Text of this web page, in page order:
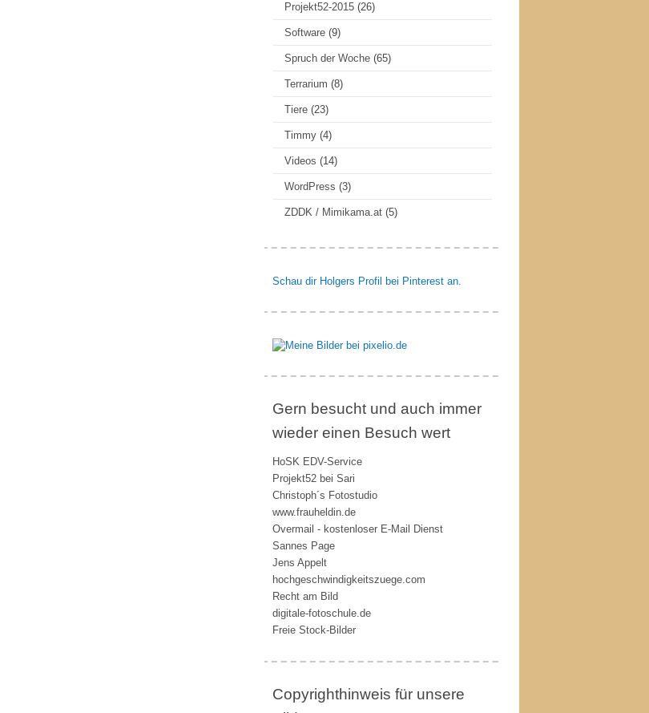
Projekt52-2015 (26)
Software (9)
Spruch der Woche (65)
Terrarium (8)
Tiere (23)
Timmy (4)
Videos (14)
WordPress (3)
ZDDK / Mimikama.at (5)
Schau dir Holgers Profil bei Pinterest an.
Gern besucht und auch immer
wieder einen Besuch wert
HoSK EDV-Service
Projekt52 bei Sari
Christoph´s Fotostudio
www.frauheldin.de
Overmail - kostenloser E-Mail Dienst
Sannes Page
Jens Appelt
hochgeschwindigkeitszuege.com
Recht am Bild
digitale-fotoschule.de
Freie Stock-Bilder
Copyrighthinweis für unsere